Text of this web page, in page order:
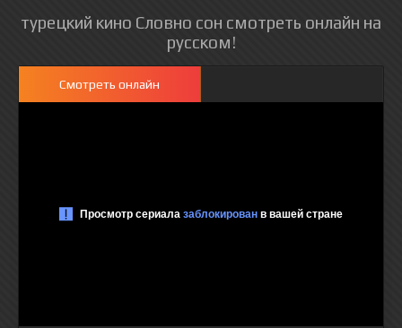
турецкий кино Словно сон смотреть онлайн на
русском!
Смотреть онлайн